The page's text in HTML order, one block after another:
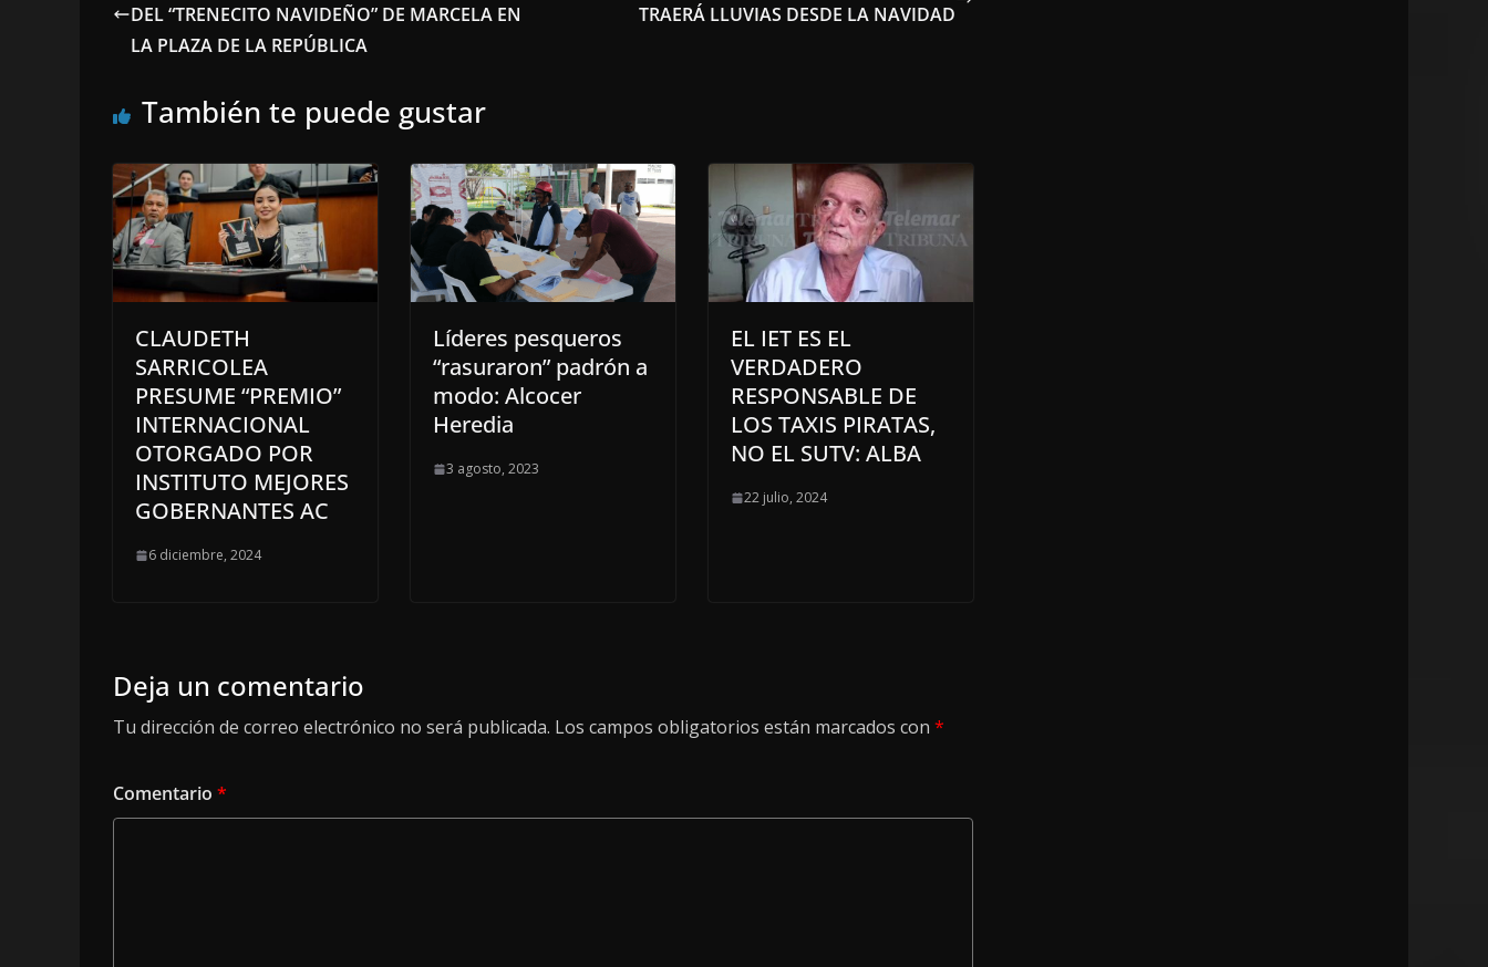
DEL “TRENECITO NAVIDEÑO” DE MARCELA EN
LA PLAZA DE LA REPÚBLICA
TRAERÁ LLUVIAS DESDE LA NAVIDAD
También te puede gustar
CLAUDETH
SARRICOLEA
PRESUME “PREMIO”
INTERNACIONAL
OTORGADO POR
INSTITUTO MEJORES
GOBERNANTES AC
6 diciembre, 2024
Líderes pesqueros
“rasuraron” padrón a
modo: Alcocer
Heredia
3 agosto, 2023
EL IET ES EL
VERDADERO
RESPONSABLE DE
LOS TAXIS PIRATAS,
NO EL SUTV: ALBA
22 julio, 2024
Deja un comentario
Tu dirección de correo electrónico no será publicada. Los campos obligatorios están marcados con *
Comentario *